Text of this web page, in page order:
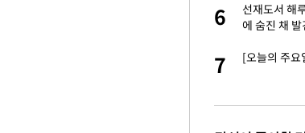
6
선재도서 해
에 숨진 채 발
7 [오늘의 주